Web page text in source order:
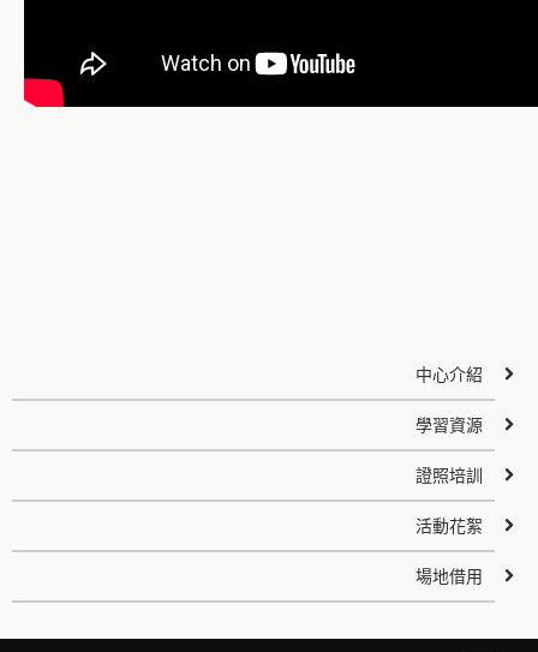
中心介紹
學習資源
證照培訓
活動花絮
場地借用